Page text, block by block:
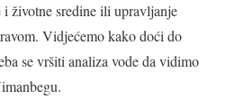
životne sredine ili upravljanje
Vidjećemo kako doći do
se vršiti analiza vode da vidimo